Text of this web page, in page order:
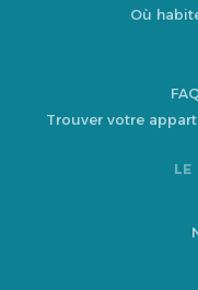
Où
Trouver votre
LE